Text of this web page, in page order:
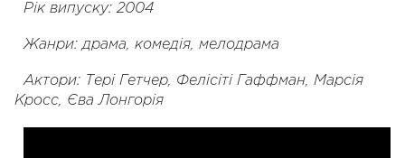
Рік випуску: 2004
Жанри: драма, комедія, мелодрама
Актори: Тері Гетчер, Фелісіті Гаффман, Марсія
Кросс, Єва Лонгорія